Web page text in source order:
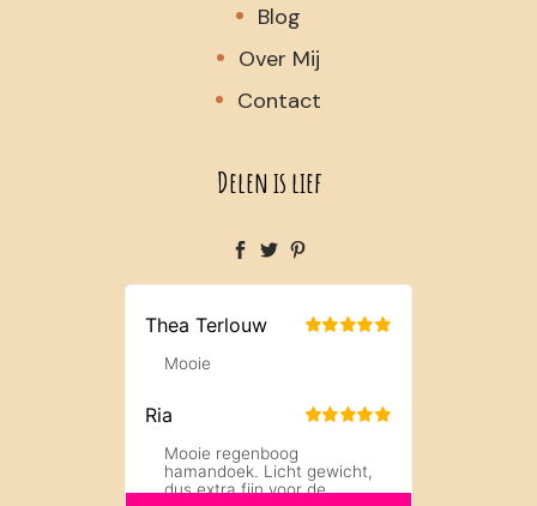
Blog
Over Mij
Contact
Delen is lief